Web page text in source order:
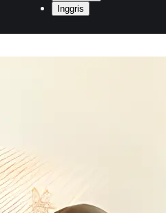
Inggris